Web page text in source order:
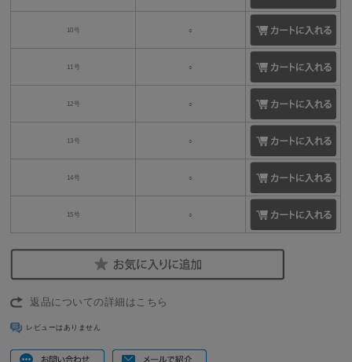
10号 ○
11号 ○
12号 ○
13号 ○
14号 ○
15号 ○
返品についての詳細はこちら
レビューはありません